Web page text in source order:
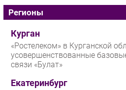
Регионы
Курган
«Ростелеком» в Курганской
усовершенствованные
связи «Булат»
Екатеринбург